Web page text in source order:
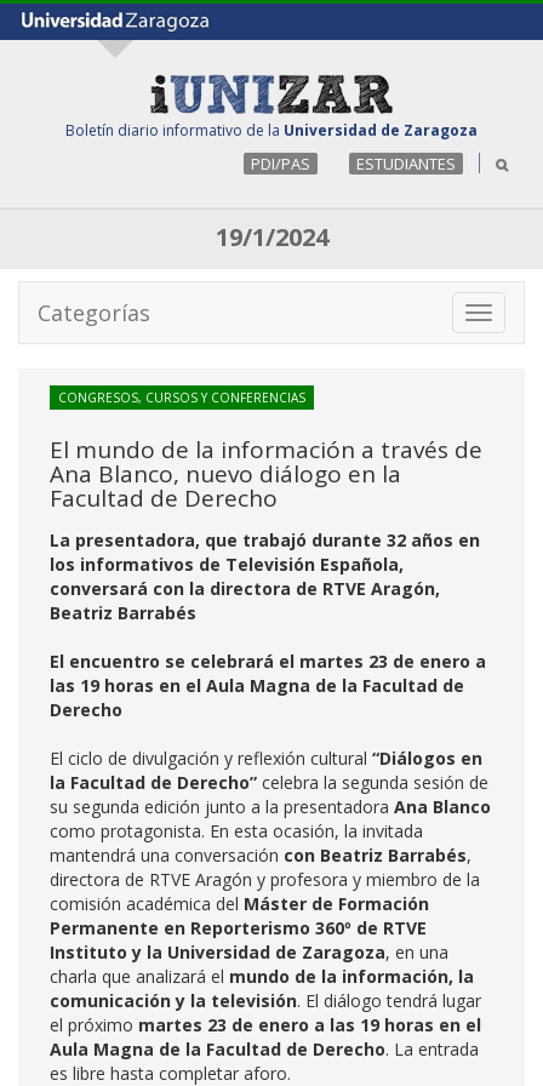
Boletín diario informativo de la Universidad de Zaragoza
PDI/PAS ESTUDIANTES
19/1/2024
Toggle
Categorías
CONGRESOS, CURSOS Y CONFERENCIAS
El mundo de la información a través de
Ana Blanco, nuevo diálogo en la
Facultad de Derecho
La presentadora, que trabajó durante 32 años en
los informativos de Televisión Española,
conversará con la directora de RTVE Aragón,
Beatriz Barrabés
El encuentro se celebrará el martes 23 de enero a
las 19 horas en el Aula Magna de la Facultad de
Derecho
El ciclo de divulgación y reflexión cultural “Diálogos en
la Facultad de Derecho” celebra la segunda sesión de
su segunda edición junto a la presentadora Ana Blanco
como protagonista. En esta ocasión, la invitada
mantendrá una conversación con Beatriz Barrabés,
directora de RTVE Aragón y profesora y miembro de la
comisión académica del Máster de Formación
Permanente en Reporterismo 360º de RTVE
Instituto y la Universidad de Zaragoza, en una
charla que analizará el mundo de la información, la
comunicación y la televisión. El diálogo tendrá lugar
el próximo martes 23 de enero a las 19 horas en el
Aula Magna de la Facultad de Derecho. La entrada
es libre hasta completar aforo.